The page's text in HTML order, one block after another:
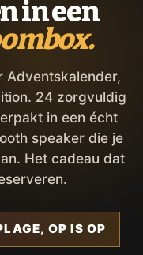
in een
Adventskalender,
24 zorgvuldig
in een écht
speaker die je
Het cadeau dat
OP IS OP